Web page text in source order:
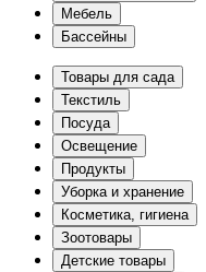
Мебель
Бассейны
Товары для сада
Текстиль
Посуда
Освещение
Продукты
Уборка и хранение
Косметика, гигиена
Зоотовары
Детские товары